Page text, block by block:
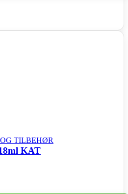
TILBEHØR
KAT